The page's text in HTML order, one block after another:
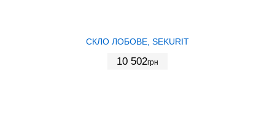
СКЛО ЛОБОВЕ, SEKURIT
10 502грн